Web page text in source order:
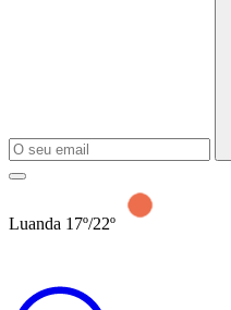
Luanda 17º/22º